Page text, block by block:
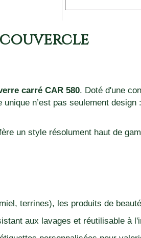
couvercle
carré CAR 580. Doté d'une
n’est pas seulement
un style résolument haut de
terrines), les produits de
aux lavages et réutilisable à